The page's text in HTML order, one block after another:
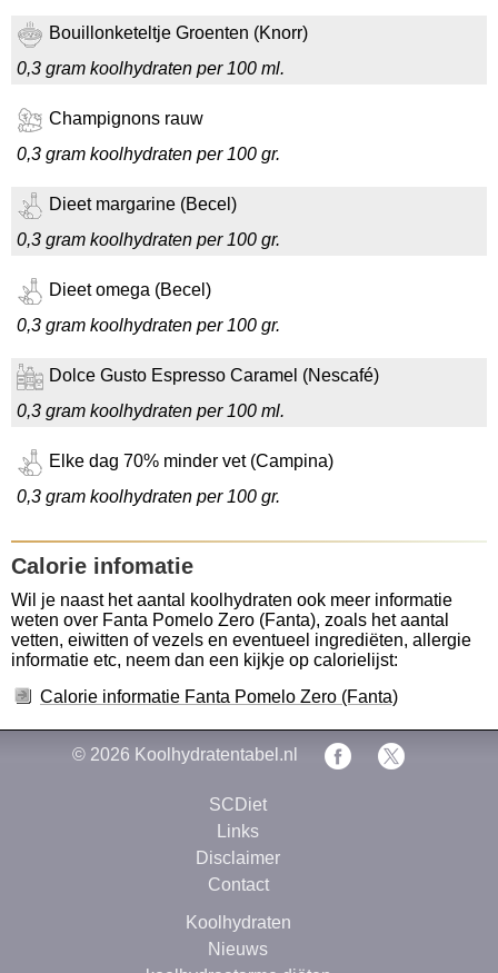
Bouillonketeltje Groenten (Knorr)
0,3 gram koolhydraten per 100 ml.
Champignons rauw
0,3 gram koolhydraten per 100 gr.
Dieet margarine (Becel)
0,3 gram koolhydraten per 100 gr.
Dieet omega (Becel)
0,3 gram koolhydraten per 100 gr.
Dolce Gusto Espresso Caramel (Nescafé)
0,3 gram koolhydraten per 100 ml.
Elke dag 70% minder vet (Campina)
0,3 gram koolhydraten per 100 gr.
Calorie infomatie
Wil je naast het aantal koolhydraten ook meer informatie
weten over Fanta Pomelo Zero (Fanta), zoals het aantal
vetten, eiwitten of vezels en eventueel ingrediëten, allergie
informatie etc, neem dan een kijkje op calorielijst:
Calorie informatie Fanta Pomelo Zero (Fanta)
© 2026 Koolhydratentabel.nl
SCDiet
Links
Disclaimer
Contact
Koolhydraten
Nieuws